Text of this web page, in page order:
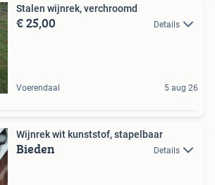
Stalen wijnrek, verchroomd
€ 25,00 Details
Voerendaal 5 aug 26
Wijnrek wit kunststof, stapelbaar
Bieden Details